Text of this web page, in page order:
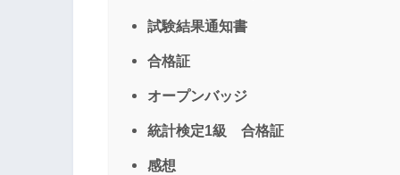
試験結果通知書
合格証
オープンバッジ
統計検定1級 合格証
感想